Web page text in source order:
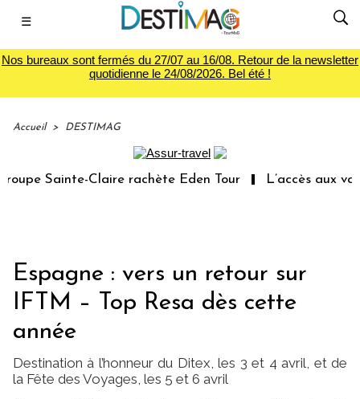
☰
Nos bureaux sont fermés du 27/07 au 16/08. Retour de la newsletter
quotidienne le 24/08/2026. Bel été !
Accueil > DESTIMAG
Sainte-Claire rachète Eden Tour L’accès aux
Espagne : vers un retour sur
IFTM – Top Resa dès cette
année
Destination à l’honneur du Ditex, les 3 et 4 avril, et de
la Fête des Voyages, les 5 et 6 avril